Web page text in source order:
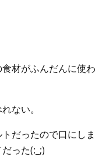
材がふんだんに使わ
ない。
だったので口にしま
った(:_;)